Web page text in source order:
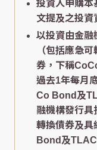
投資人申購本
文提及之投資
以投資由金融
（包括應急
券，下稱
過去1年每月
Co Bond及
融機構發行具
轉換債券及具
Bond及